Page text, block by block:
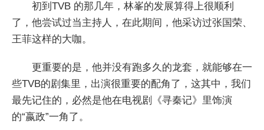
初到TVB 的那几年，林峯的发展算得上很顺利
了，他尝试过当主持人，在此期间，他采访过张国荣、
王菲这样的大咖。
更重要的是，他并没有跑多久的龙套，就能够在一
些TVB的剧集里，出演很重要的配角了，这其中，我们
最先记住的，必然是他在电视剧《寻秦记》里饰演
的“嬴政”一角了。